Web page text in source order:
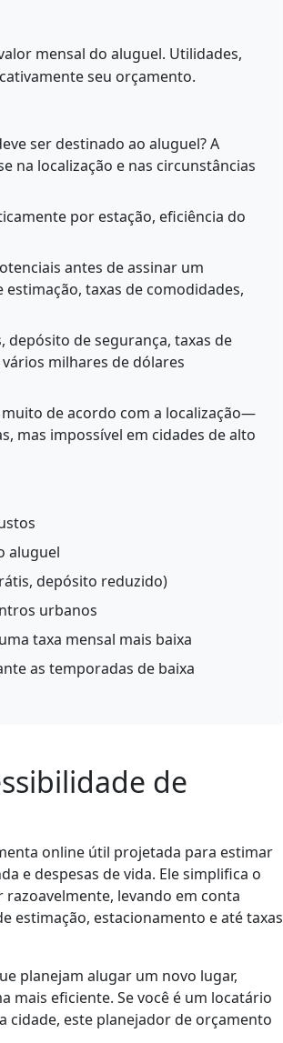
mensal do aluguel. Utilidades,
seu orçamento.
ser destinado ao aluguel? A
na localização e nas circunstâncias
por estação, eficiência do
antes de assinar um
taxas de comodidades,
depósito de segurança, taxas de
milhares de dólares
muito de acordo com a localização—
mas impossível em cidades de alto
aluguel
depósito reduzido)
urbanos
taxa mensal mais baixa
as temporadas de baixa
de
online útil projetada para estimar
e despesas de vida. Ele simplifica o
levando em conta
estimação, estacionamento e até taxas
planejam alugar um novo lugar,
mais eficiente. Se você é um locatário
cidade, este planejador de orçamento